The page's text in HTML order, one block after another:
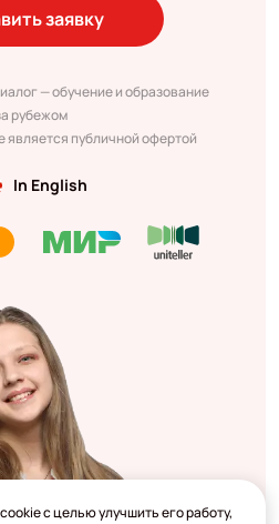
заявку
— обучение и образование
рубежом
публичной офертой
In English
с целью улучшить его работу,